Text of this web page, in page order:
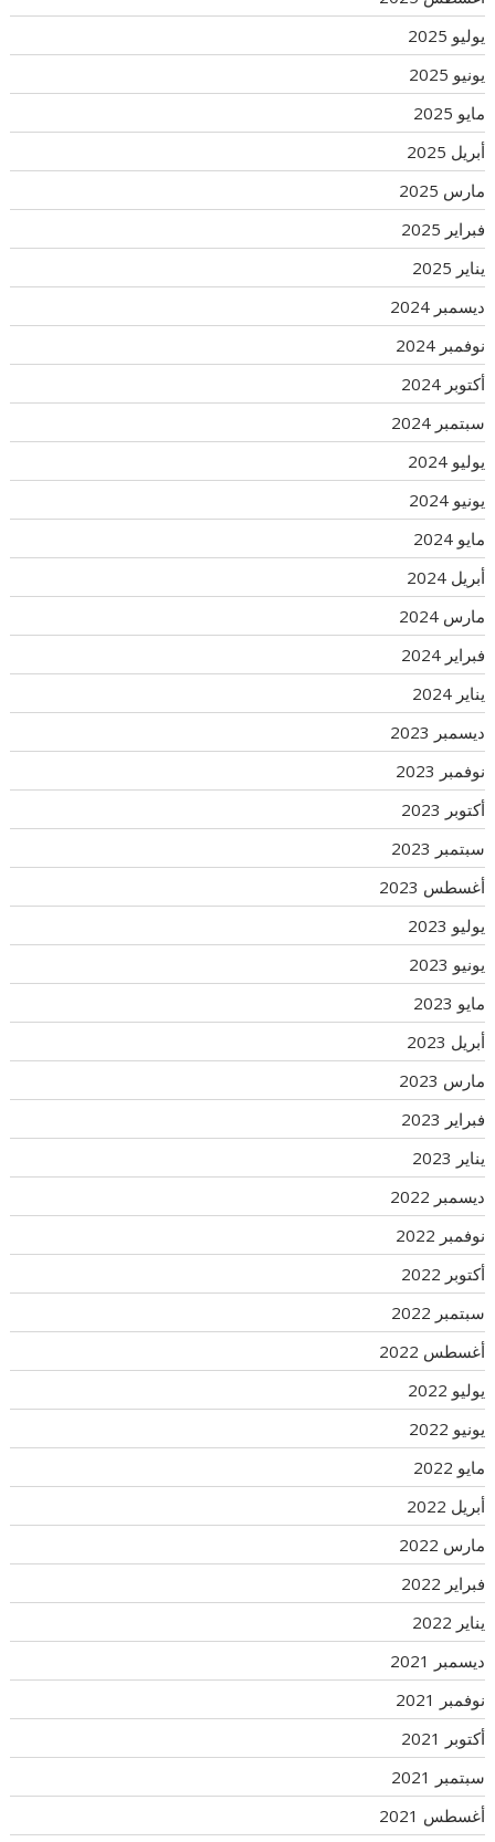
يوليو 2025
يونيو 2025
مايو 2025
أبريل 2025
مارس 2025
فبراير 2025
يناير 2025
ديسمبر 2024
نوفمبر 2024
أكتوبر 2024
سبتمبر 2024
يوليو 2024
يونيو 2024
مايو 2024
أبريل 2024
مارس 2024
فبراير 2024
يناير 2024
ديسمبر 2023
نوفمبر 2023
أكتوبر 2023
سبتمبر 2023
أغسطس 2023
يوليو 2023
يونيو 2023
مايو 2023
أبريل 2023
مارس 2023
فبراير 2023
يناير 2023
ديسمبر 2022
نوفمبر 2022
أكتوبر 2022
سبتمبر 2022
أغسطس 2022
يوليو 2022
يونيو 2022
مايو 2022
أبريل 2022
مارس 2022
فبراير 2022
يناير 2022
ديسمبر 2021
نوفمبر 2021
أكتوبر 2021
سبتمبر 2021
أغسطس 2021